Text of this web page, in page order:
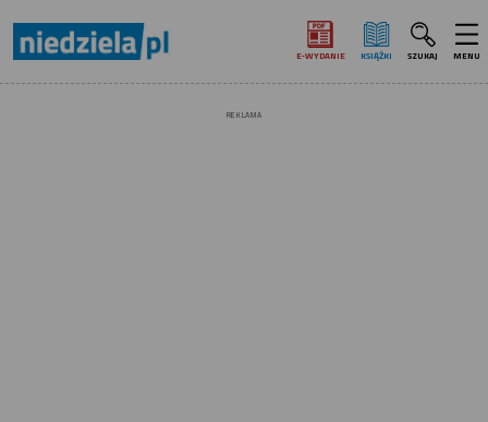
E‑WYDANIE KSIĄŻKI SZUKAJ MENU
REKLAMA